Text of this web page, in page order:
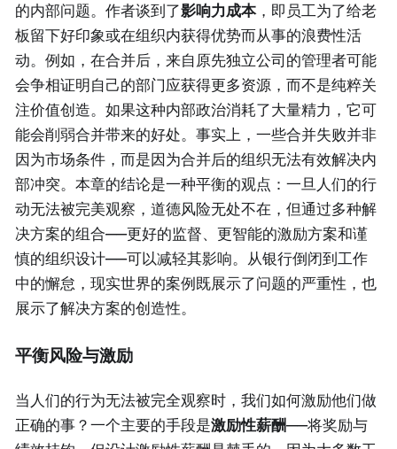
的内部问题。作者谈到了影响力成本，即员工为了给老
板留下好印象或在组织内获得优势而从事的浪费性活
动。例如，在合并后，来自原先独立公司的管理者可能
会争相证明自己的部门应获得更多资源，而不是纯粹关
注价值创造。如果这种内部政治消耗了大量精力，它可
能会削弱合并带来的好处。事实上，一些合并失败并非
因为市场条件，而是因为合并后的组织无法有效解决内
部冲突。本章的结论是一种平衡的观点：一旦人们的行
动无法被完美观察，道德风险无处不在，但通过多种解
决方案的组合——更好的监督、更智能的激励方案和谨
慎的组织设计——可以减轻其影响。从银行倒闭到工作
中的懈怠，现实世界的案例既展示了问题的严重性，也
展示了解决方案的创造性。
平衡风险与激励
当人们的行为无法被完全观察时，我们如何激励他们做
正确的事？一个主要的手段是激励性薪酬——将奖励与